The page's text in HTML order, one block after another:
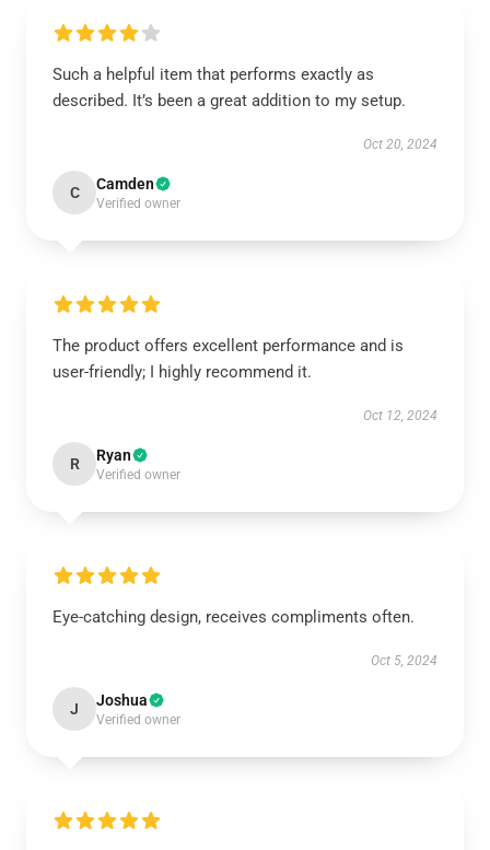
Such a helpful item that performs exactly as
described. It’s been a great addition to my setup.
Oct 20, 2024
C Camden
Verified owner
The product offers excellent performance and is
user-friendly; I highly recommend it.
Oct 12, 2024
R Ryan
Verified owner
Eye-catching design, receives compliments often.
Oct 5, 2024
J Joshua
Verified owner